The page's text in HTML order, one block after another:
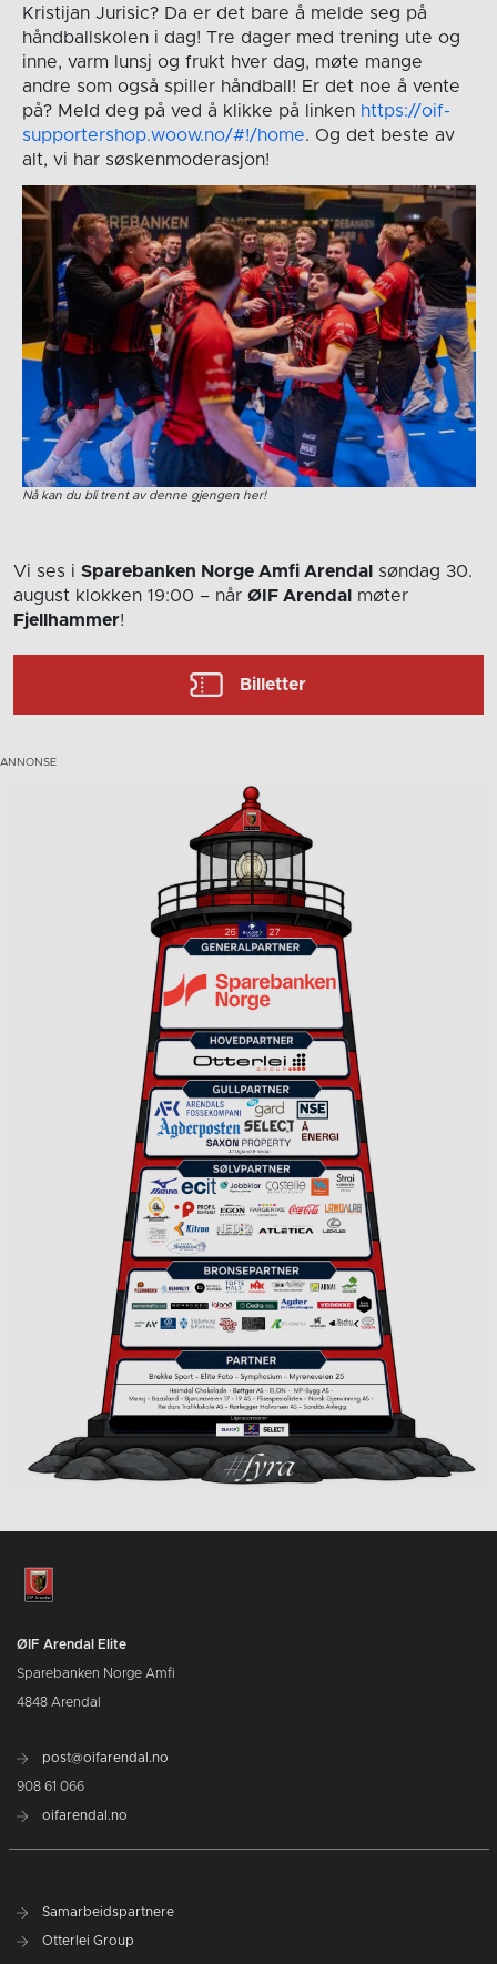
Kristijan Jurisic? Da er det bare å melde seg på
håndballskolen i dag! Tre dager med trening ute og
inne, varm lunsj og frukt hver dag, møte mange
andre som også spiller håndball! Er det noe å vente
på? Meld deg på ved å klikke på linken https://oif-
supportershop.woow.no/#!/home. Og det beste av
alt, vi har søskenmoderasjon!
Nå kan du bli trent av denne gjengen her!
Vi ses i Sparebanken Norge Amfi Arendal
søndag 30.
august klokken 19:00 – når ØIF Arendal
møter
Fjellhammer!
Billetter
ØIF Arendal Elite
Sparebanken Norge Amfi
4848 Arendal
post@oifarendal.no
908 61 066
oifarendal.no
Samarbeidspartnere
Otterlei Group